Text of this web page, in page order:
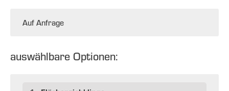
Auf Anfrage
auswählbare Optionen: